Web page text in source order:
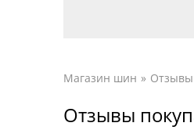
Магазин шин Отзывы
Отзывы